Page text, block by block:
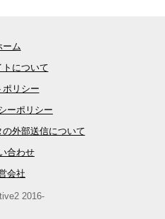
ーム
トについて
ポリシー
ーポリシー
外部送信について
合わせ
会社
2016-